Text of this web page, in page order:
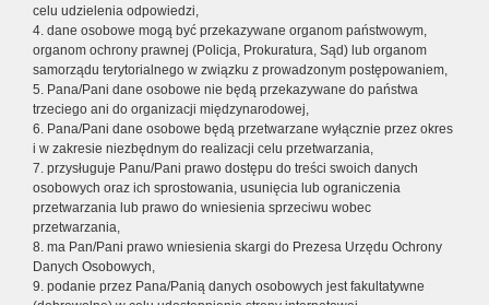
celu udzielenia odpowiedzi,
4. dane osobowe mogą być przekazywane organom państwowym,
organom ochrony prawnej (Policja, Prokuratura, Sąd) lub organom
samorządu terytorialnego w związku z prowadzonym postępowaniem,
5. Pana/Pani dane osobowe nie będą przekazywane do państwa
trzeciego ani do organizacji międzynarodowej,
6. Pana/Pani dane osobowe będą przetwarzane wyłącznie przez okres
i w zakresie niezbędnym do realizacji celu przetwarzania,
7. przysługuje Panu/Pani prawo dostępu do treści swoich danych
osobowych oraz ich sprostowania, usunięcia lub ograniczenia
przetwarzania lub prawo do wniesienia sprzeciwu wobec
przetwarzania,
8. ma Pan/Pani prawo wniesienia skargi do Prezesa Urzędu Ochrony
Danych Osobowych,
9. podanie przez Pana/Panią danych osobowych jest fakultatywne